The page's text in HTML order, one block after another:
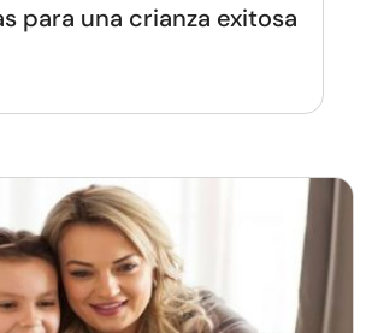
para una crianza exitosa